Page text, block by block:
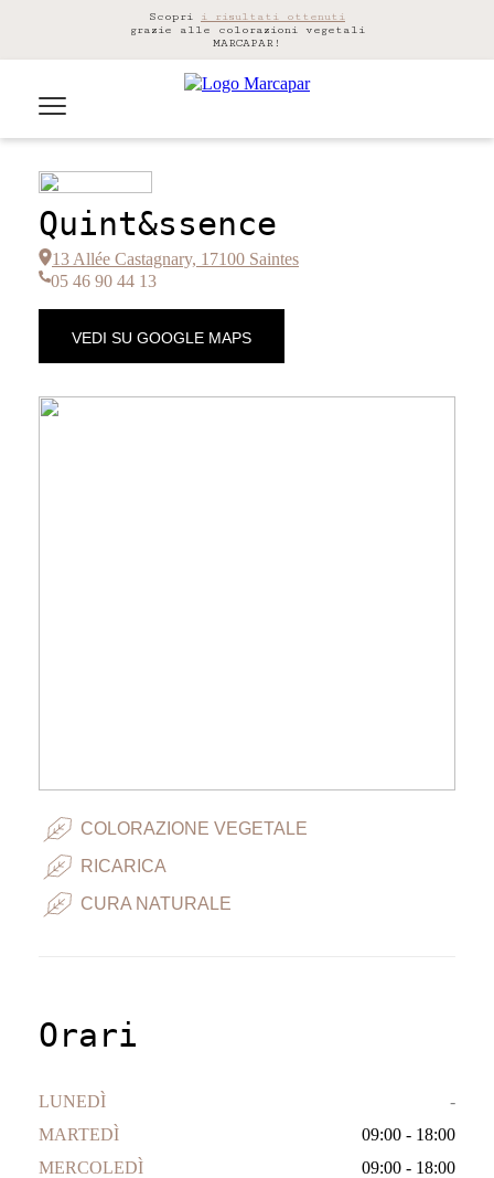
Scopri i risultati ottenuti
grazie alle colorazioni vegetali
MARCAPAR!
Quint&ssence
13 Allée Castagnary, 17100 Saintes
05 46 90 44 13
VEDI SU GOOGLE MAPS
COLORAZIONE VEGETALE
RICARICA
CURA NATURALE
Orari
LUNEDÌ
-
MARTEDÌ
09:00 - 18:00
MERCOLEDÌ
09:00 - 18:00